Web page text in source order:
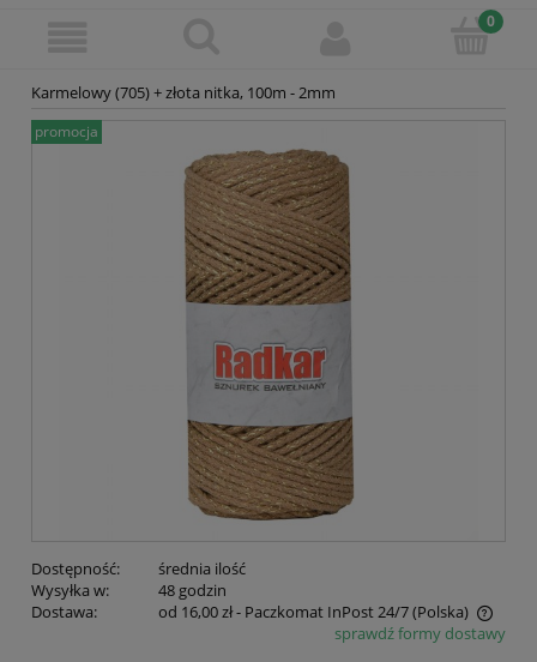
Karmelowy (705) + złota nitka, 100m - 2mm
promocja
Dostępność:
średnia ilość
Wysyłka w:
48 godzin
Dostawa:
od 16,00 zł- Paczkomat InPost 24/7(Polska)
Cena nie zawiera ewentualnych kosztów płatnościsprawdź formy dostawy